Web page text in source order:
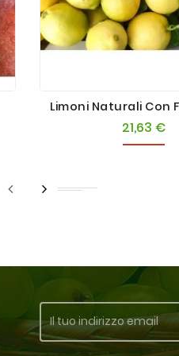
Limoni Naturali Con
21,63 €